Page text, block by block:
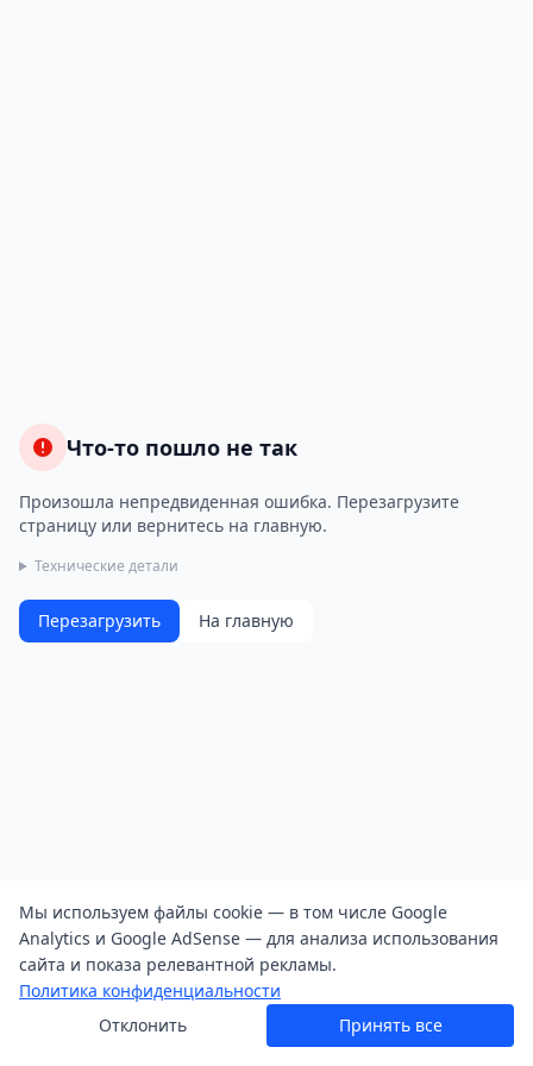
Что-то пошло не так
Произошла непредвиденная ошибка. Перезагрузите
страницу или вернитесь на главную.
Технические детали
Перезагрузить На главную
Мы используем файлы cookie — в том числе Google
Analytics и Google AdSense — для анализа использования
сайта и показа релевантной рекламы.
Политика конфиденциальности
Отклонить
Принять все